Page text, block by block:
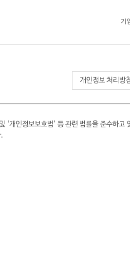
기
‘개인정보보호법’ 등 관련 법률을 준수하고